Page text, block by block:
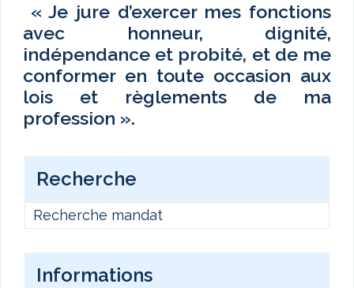
« Je jure d’exercer mes fonctions
avec honneur, dignité,
indépendance et probité, et de me
conformer en toute occasion aux
lois et règlements de ma
profession ».
Recherche
Recherche mandat
Informations